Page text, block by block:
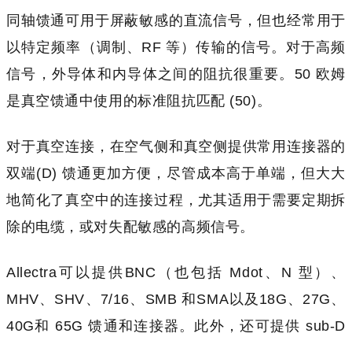
同轴馈通可用于屏蔽敏感的直流信号，但也经常用于
以特定频率（调制、RF 等）传输的信号。对于高频
信号，外导体和内导体之间的阻抗很重要。50 欧姆
是真空馈通中使用的标准阻抗匹配 (50)。
对于真空连接，在空气侧和真空侧提供常用连接器的
双端(D) 馈通更加方便，尽管成本高于单端，但大大
地简化了真空中的连接过程，尤其适用于需要定期拆
除的电缆，或对失配敏感的高频信号。
Allectra可以提供BNC（也包括 Mdot、N 型）、
MHV、SHV、7/16、SMB 和SMA以及18G、27G、
40G和 65G 馈通和连接器。此外，还可提供 sub-D